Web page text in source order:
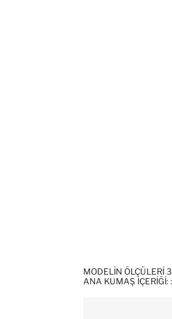
MODELIN ÖLÇÜLERI
ANA KUMAŞ